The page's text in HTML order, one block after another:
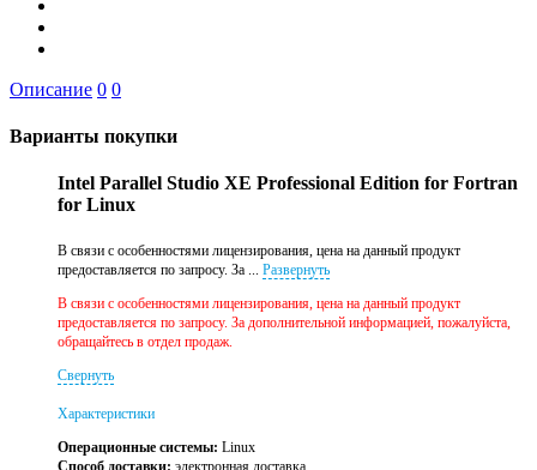
Описание 0 0
Варианты покупки
Intel Parallel Studio XE Professional Edition for Fortran
for Linux
В связи с особенностями лицензирования, цена на данный продукт
предоставляется по запросу. За ... Развернуть
В связи с особенностями лицензирования, цена на данный продукт
предоставляется по запросу. За дополнительной информацией, пожалуйста,
обращайтесь в отдел продаж.
Свернуть
Характеристики
Операционные системы: Linux